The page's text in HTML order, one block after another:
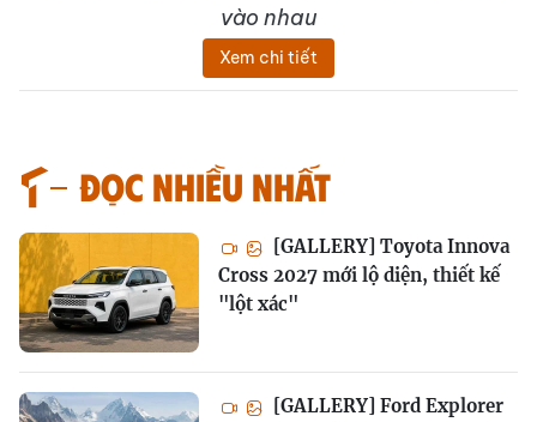
vào nhau
Xem chi tiết
Đọc nhiều nhất
[GALLERY] Toyota Innova
Cross 2027 mới lộ diện, thiết kế
"lột xác"
[GALLERY] Ford Explorer